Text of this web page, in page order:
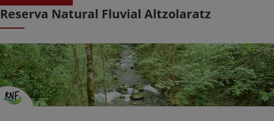
Reserva Natural Fluvial Altzolaratz